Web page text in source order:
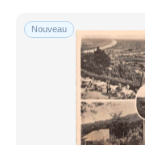
Nouveau